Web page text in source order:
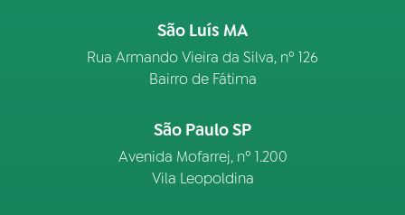
São Luís MA
Rua Armando Vieira da Silva, nº 126
Bairro de Fátima
São Paulo SP
Avenida Mofarrej, nº 1.200
Vila Leopoldina